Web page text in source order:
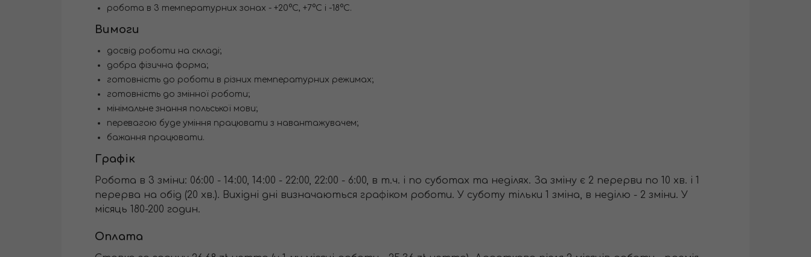
робота в 3 температурних зонах - +20°С, +7°С і -18°С.
Вимоги
досвід роботи на складі;
добра фізична форма;
готовність до роботи в різних температурних режимах;
готовність до змінної роботи;
мінімальне знання польської мови;
перевагою буде уміння працювати з навантажувачем;
бажання працювати.
Графік
Робота в 3 зміни: 06:00 - 14:00, 14:00 - 22:00, 22:00 - 6:00, в т.ч. і по суботах та неділях. За зміну є 2 перерви по 10 хв. і 1
перерва на обід (20 хв.). Вихідні дні визначаються графіком роботи. У суботу тільки 1 зміна, в неділю - 2 зміни. У
місяць 180-200 годин.
Оплата